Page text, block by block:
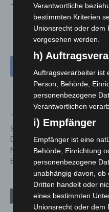
Jahreskarte Hausmarke
Sturmtief Zoltan und
Dauerregen: THW-Kräfte in
Niedersachsen und Bremen
Einsatz
Verwandte Artikel Mehr
Verantwortliche
bestimmten Kriterien
Unionsrecht oder dem
vorgesehen werden.
h)
Auftragsverarbeiter ist
Person, Behörde,
personenbezogene
Verantwortlichen
i) Empfänger
Empfänger ist eine
Behörde, Einrichtung
personenbezogene
unabhängig davon, ob
Dritten handelt oder
eines bestimmten
Unionsrecht oder dem